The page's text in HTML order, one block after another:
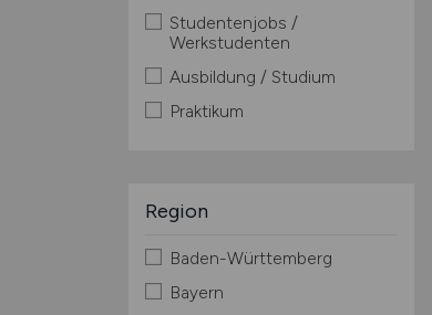
Studentenjobs /
Werkstudenten
Ausbildung / Studium
Praktikum
Region
Baden-Württemberg
Bayern